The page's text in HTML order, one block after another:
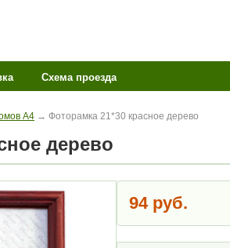
Схема проезда
А4 → Фоторамка 21*30 красное дерево
дерево
94 руб.